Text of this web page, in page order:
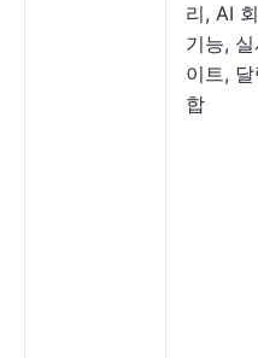
리, AI
기능,
이트,
합